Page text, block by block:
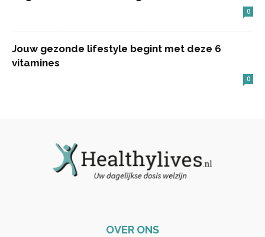
0
Jouw gezonde lifestyle begint met deze 6
vitamines
0
OVER ONS